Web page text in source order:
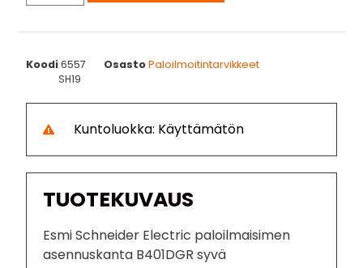
Koodi6557 OsastoPaloilmoitintarvikkeet
SH19
Kuntoluokka: Käyttämätön
TUOTEKUVAUS
Esmi Schneider Electric paloilmaisimen
asennuskanta B401DGR syvä